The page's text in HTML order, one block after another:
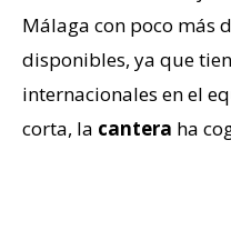
Málaga con poco más
disponibles, ya que
internacionales en el
corta, la cantera ha